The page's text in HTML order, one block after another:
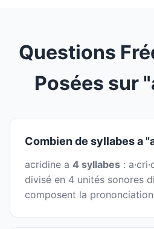
Questions
Posées sur
Combien de syllabes a
acridine a 4 syllabes :
divisé en 4 unités sonores
composent la